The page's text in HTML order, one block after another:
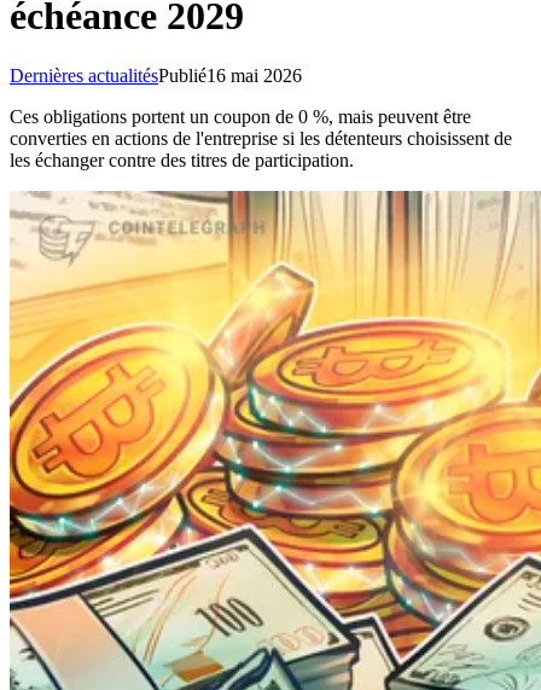
échéance 2029
Dernières actualitésPublié16 mai 2026
Ces obligations portent un coupon de 0 %, mais peuvent être
converties en actions de l'entreprise si les détenteurs choisissent de
les échanger contre des titres de participation.